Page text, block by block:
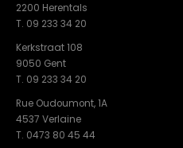
2200 Herentals
T. 09 233 34 20
Kerkstraat 108
9050 Gent
T. 09 233 34 20
Rue Oudoumont, 1A
4537 Verlaine
T. 0473 80 45 44